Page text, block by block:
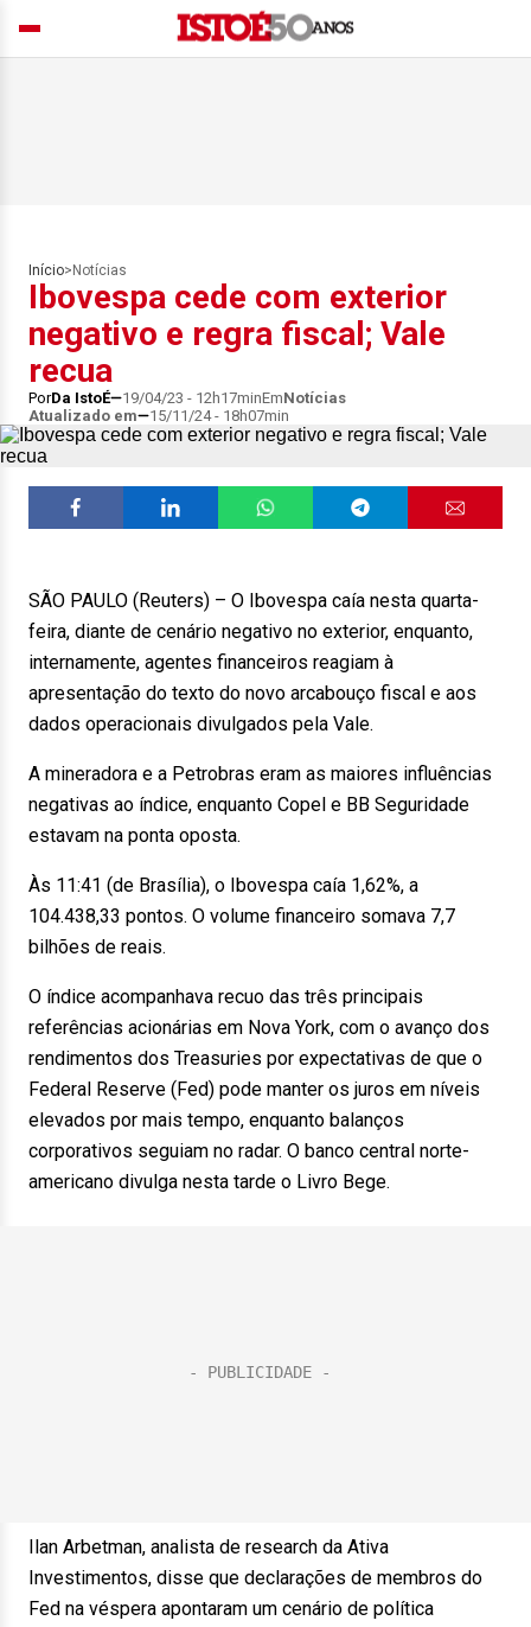
Início> Notícias
Ibovespa cede com exterior
negativo e regra fiscal; Vale
recua
PorDa IstoÉ 19/04/23 - 12h17minEmNotícias
Atualizado em
15/11/24 - 18h07min
SÃO PAULO (Reuters) – O Ibovespa caía nesta quarta-
feira, diante de cenário negativo no exterior, enquanto,
internamente, agentes financeiros reagiam à
apresentação do texto do novo arcabouço fiscal e aos
dados operacionais divulgados pela Vale.
A mineradora e a Petrobras eram as maiores influências
negativas ao índice, enquanto Copel e BB Seguridade
estavam na ponta oposta.
Às 11:41 (de Brasília), o Ibovespa caía 1,62%, a
104.438,33 pontos. O volume financeiro somava 7,7
bilhões de reais.
O índice acompanhava recuo das três principais
referências acionárias em Nova York, com o avanço dos
rendimentos dos Treasuries por expectativas de que o
Federal Reserve (Fed) pode manter os juros em níveis
elevados por mais tempo, enquanto balanços
corporativos seguiam no radar. O banco central norte-
americano divulga nesta tarde o Livro Bege.
Ilan Arbetman, analista de research da Ativa
Investimentos, disse que declarações de membros do
Fed na véspera apontaram um cenário de política